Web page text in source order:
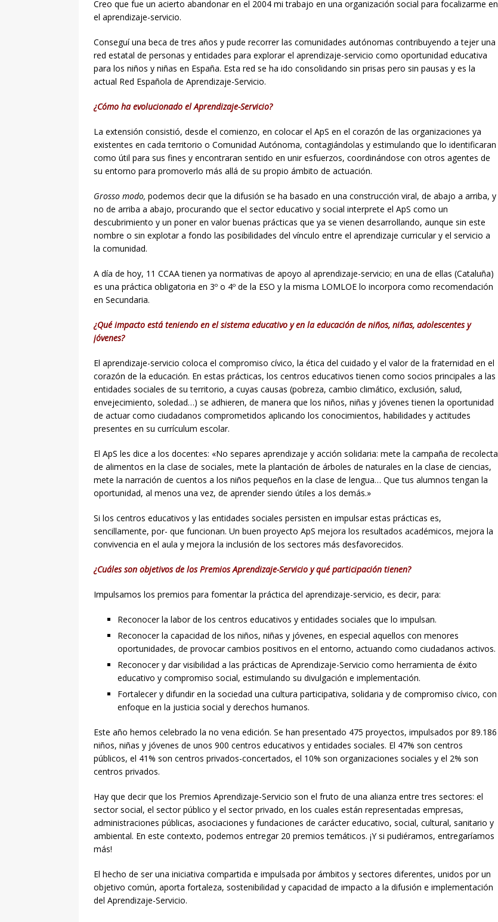
Creo que fue un acierto abandonar en el 2004 mi trabajo en una organización social para focalizarme en
el aprendizaje-servicio.
Conseguí una beca de tres años y pude recorrer las comunidades autónomas contribuyendo a tejer una
red estatal de personas y entidades para explorar el aprendizaje-servicio como oportunidad educativa
para los niños y niñas en España. Esta red se ha ido consolidando sin prisas pero sin pausas y es la
actual Red Española de Aprendizaje-Servicio.
¿Cómo ha evolucionado el Aprendizaje-Servicio?
La extensión consistió, desde el comienzo, en colocar el ApS en el corazón de las organizaciones ya
existentes en cada territorio o Comunidad Autónoma, contagiándolas y estimulando que lo identificaran
como útil para sus fines y encontraran sentido en unir esfuerzos, coordinándose con otros agentes de
su entorno para promoverlo más allá de su propio ámbito de actuación.
Grosso modo, podemos decir que la difusión se ha basado en una construcción viral, de abajo a arriba, y
no de arriba a abajo, procurando que el sector educativo y social interprete el ApS como un
descubrimiento y un poner en valor buenas prácticas que ya se vienen desarrollando, aunque sin este
nombre o sin explotar a fondo las posibilidades del vínculo entre el aprendizaje curricular y el servicio a
la comunidad.
A día de hoy, 11 CCAA tienen ya normativas de apoyo al aprendizaje-servicio; en una de ellas (Cataluña)
es una práctica obligatoria en 3º o 4º de la ESO y la misma LOMLOE lo incorpora como recomendación
en Secundaria.
¿Qué impacto está teniendo en el sistema educativo y en la educación de niños, niñas, adolescentes y
jóvenes?
El aprendizaje-servicio coloca el compromiso cívico, la ética del cuidado y el valor de la fraternidad en el
corazón de la educación. En estas prácticas, los centros educativos tienen como socios principales a las
entidades sociales de su territorio, a cuyas causas (pobreza, cambio climático, exclusión, salud,
envejecimiento, soledad…) se adhieren, de manera que los niños, niñas y jóvenes tienen la oportunidad
de actuar como ciudadanos comprometidos aplicando los conocimientos, habilidades y actitudes
presentes en su currículum escolar.
El ApS les dice a los docentes: «No separes aprendizaje y acción solidaria: mete la campaña de recolecta
de alimentos en la clase de sociales, mete la plantación de árboles de naturales en la clase de ciencias,
mete la narración de cuentos a los niños pequeños en la clase de lengua… Que tus alumnos tengan la
oportunidad, al menos una vez, de aprender siendo útiles a los demás.»
Si los centros educativos y las entidades sociales persisten en impulsar estas prácticas es,
sencillamente, por- que funcionan. Un buen proyecto ApS mejora los resultados académicos, mejora la
convivencia en el aula y mejora la inclusión de los sectores más desfavorecidos.
¿Cuáles son objetivos de los Premios Aprendizaje-Servicio y qué participación tienen?
Impulsamos los premios para fomentar la práctica del aprendizaje-servicio, es decir, para:
Reconocer la labor de los centros educativos y entidades sociales que lo impulsan.
Reconocer la capacidad de los niños, niñas y jóvenes, en especial aquellos con menores
oportunidades, de provocar cambios positivos en el entorno, actuando como ciudadanos activos.
Reconocer y dar visibilidad a las prácticas de Aprendizaje-Servicio como herramienta de éxito
educativo y compromiso social, estimulando su divulgación e implementación.
Fortalecer y difundir en la sociedad una cultura participativa, solidaria y de compromiso cívico, con
enfoque en la justicia social y derechos humanos.
Este año hemos celebrado la no vena edición. Se han presentado 475 proyectos, impulsados por 89.186
niños, niñas y jóvenes de unos 900 centros educativos y entidades sociales. El 47% son centros
públicos, el 41% son centros privados-concertados, el 10% son organizaciones sociales y el 2% son
centros privados.
Hay que decir que los Premios Aprendizaje-Servicio son el fruto de una alianza entre tres sectores: el
sector social, el sector público y el sector privado, en los cuales están representadas empresas,
administraciones públicas, asociaciones y fundaciones de carácter educativo, social, cultural, sanitario y
ambiental. En este contexto, podemos entregar 20 premios temáticos. ¡Y si pudiéramos, entregaríamos
más!
El hecho de ser una iniciativa compartida e impulsada por ámbitos y sectores diferentes, unidos por un
objetivo común, aporta fortaleza, sostenibilidad y capacidad de impacto a la difusión e implementación
del Aprendizaje-Servicio.